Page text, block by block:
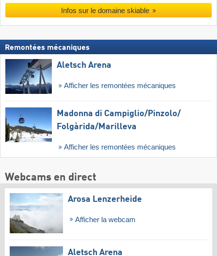
Infos sur le domaine skiable
Remontées mécaniques
Aletsch Arena
Afficher les remontées mécaniques
Madonna di Campiglio/​Pinzolo/​
Folgàrida/​Marilleva
Afficher les remontées mécaniques
Webcams en direct
Arosa Lenzerheide
Afficher la webcam
Aletsch Arena